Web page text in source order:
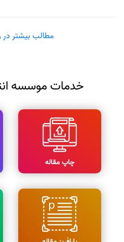
مطالب بیشتر در
خدمات موسسه
چاپ مقاله